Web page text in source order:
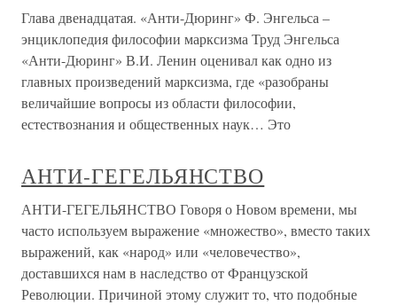
Глава двенадцатая. «Анти-Дюринг» Ф. Энгельса –
энциклопедия философии марксизма Труд Энгельса
«Анти-Дюринг» В.И. Ленин оценивал как одно из
главных произведений марксизма, где «разобраны
величайшие вопросы из области философии,
естествознания и общественных наук… Это
АНТИ-ГЕГЕЛЬЯНСТВО
АНТИ-ГЕГЕЛЬЯНСТВО Говоря о Новом времени, мы
часто используем выражение «множество», вместо таких
выражений, как «народ» или «человечество»,
доставшихся нам в наследство от Французской
Революции. Причиной этому служит то, что подобные